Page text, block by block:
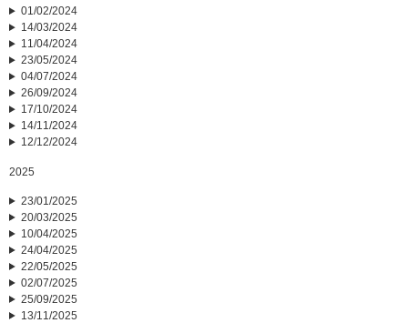
01/02/2024
14/03/2024
11/04/2024
23/05/2024
04/07/2024
26/09/2024
17/10/2024
14/11/2024
12/12/2024
2025
23/01/2025
20/03/2025
10/04/2025
24/04/2025
22/05/2025
02/07/2025
25/09/2025
13/11/2025